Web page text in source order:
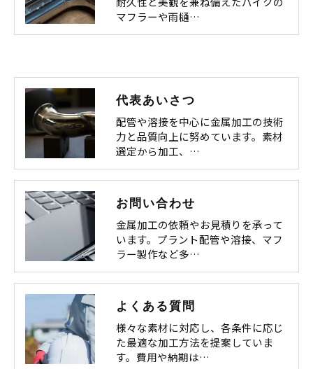
マフラーや雨樋…
代表あいさつ
配管や溶接を中心に金属加工の技術
力と品質向上に努めています。素材
選定から加工、…
お問い合わせ
金属加工の依頼やお見積りを承って
います。プラント配管や溶接、マフ
ラー製作など多…
よくある質問
様々な素材に対応し、各条件に応じ
た最適な加工方法を提案していま
す。費用や納期は…